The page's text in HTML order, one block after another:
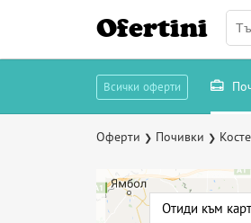
Ofertini
Всички оферти
Оферти ❯ Почивки ❯
Отиди към